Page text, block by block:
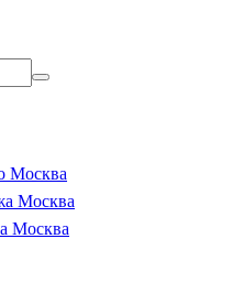
Москва
Москва
Москва